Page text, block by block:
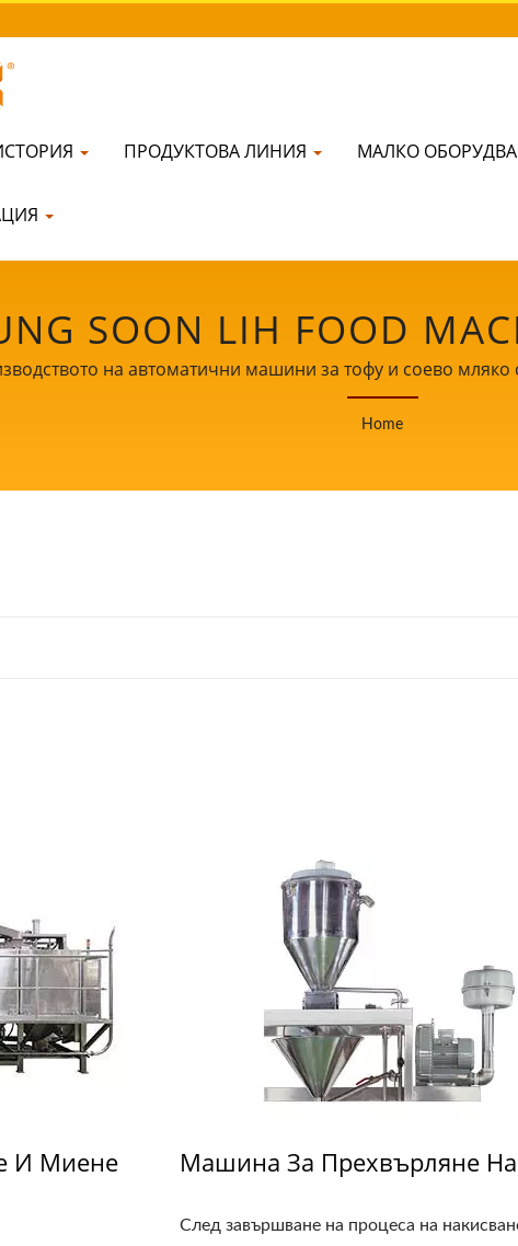
ПРОДУКТОВА ЛИНИЯ МАЛКО
SOON LIH FOOD
на автоматични машини за тофу и соево мляко
Home
И Миене
Машина За Прехвърляне
След завършване на процеса на